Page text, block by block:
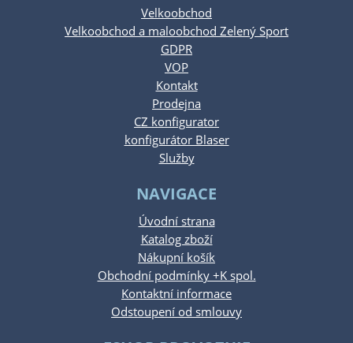
Velkoobchod
Velkoobchod a maloobchod Zelený Sport
GDPR
VOP
Kontakt
Prodejna
CZ konfigurator
konfigurátor Blaser
Služby
NAVIGACE
Úvodní strana
Katalog zboží
Nákupní košík
Obchodní podmínky +K spol.
Kontaktní informace
Odstoupení od smlouvy